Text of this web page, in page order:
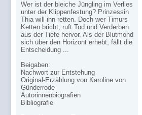
Wer ist der bleiche Jüngling im Verlies
unter der Klippenfestung? Prinzessin
Thia will ihn retten. Doch wer Timurs
Ketten bricht, ruft Tod und Verderben
aus der Tiefe hervor. Als der Blutmond
sich über den Horizont erhebt, fällt die
Entscheidung ...
Beigaben:
Nachwort zur Entstehung
Original-Erzählung von Karoline von
Günderrode
Autorinnenbiografien
Bibliografie